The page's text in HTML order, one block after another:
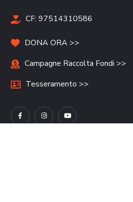
CF:97514310586
DONA ORA >>
Campagne Raccolta Fondi >>
Tesseramento >>